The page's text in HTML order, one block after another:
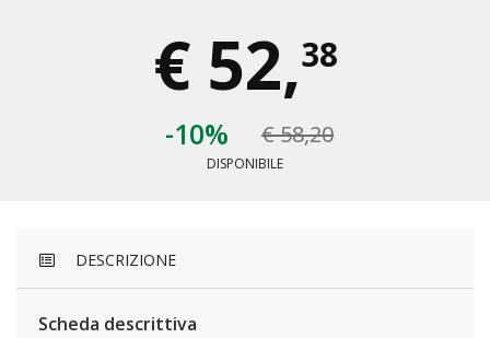
€ 52,38
-10% € 58,20
DISPONIBILE
DESCRIZIONE
Scheda descrittiva